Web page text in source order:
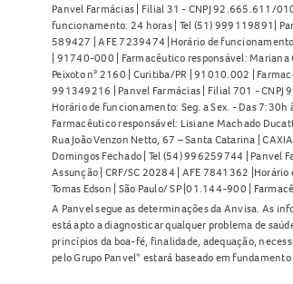
Panvel Farmácias | Filial 31 - CNPJ 92.665.611/
funcionamento: 24 horas | Tel (51) 999119891|
589427 | AFE 7239474 |Horário de
| 91740-000 | Farmacêutico responsável:
Peixoto n° 2160 | Curitiba/PR | 91010.002 |
991349216 | Panvel Farmácias | Filial 701 -
Horário de funcionamento: Seg. a Sex. - Das
Farmacêutico responsável: Lisiane Machado
Rua João Venzon Netto, 67 – Santa Catarina |
Domingos Fechado | Tel (54) 996259744 | Panvel
Assunção | CRF/SC 20284 | AFE 7841362
Tomas Edson | São Paulo/ SP |01.144-900 |
A Panvel segue as determinações da Anvisa. As
está apto a diagnosticar qualquer problema de
princípios da boa-fé, finalidade, adequação,
pelo Grupo Panvel* estará baseado em